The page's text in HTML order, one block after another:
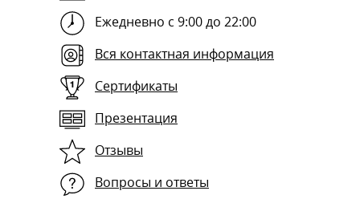
Ежедневно с 9:00 до 22:00
Вся контактная информация
Сертификаты
Презентация
Отзывы
Вопросы и ответы